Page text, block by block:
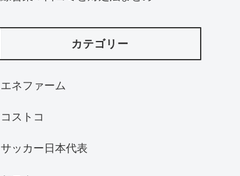
カテゴリー
エネファーム
コストコ
サッカー日本代表